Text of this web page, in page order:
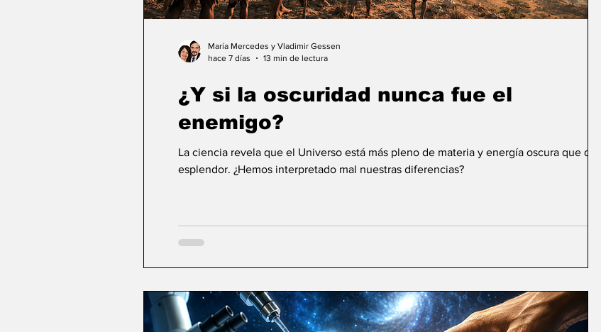
¿Y si la oscuridad nunca fue el
enemigo?
La ciencia revela que el Universo está más pleno de materia y energía oscura que de
esplendor. ¿Hemos interpretado mal nuestras diferencias?
María Mercedes y Vladimir Gessen
hace 7 días
13 min de lectura